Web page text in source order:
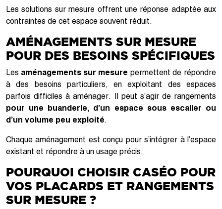
Les solutions sur mesure offrent une réponse adaptée aux
contraintes de cet espace souvent réduit.
AMÉNAGEMENTS SUR MESURE
POUR DES BESOINS SPÉCIFIQUES
Les aménagements sur mesure permettent de répondre
à des besoins particuliers, en exploitant des espaces
parfois difficiles à aménager. Il peut s’agir de rangements
pour une buanderie, d’un espace sous escalier ou
d’un volume peu exploité.
Chaque aménagement est conçu pour s’intégrer à l’espace
existant et répondre à un usage précis.
POURQUOI CHOISIR CASÉO POUR
VOS PLACARDS ET RANGEMENTS
SUR MESURE ?